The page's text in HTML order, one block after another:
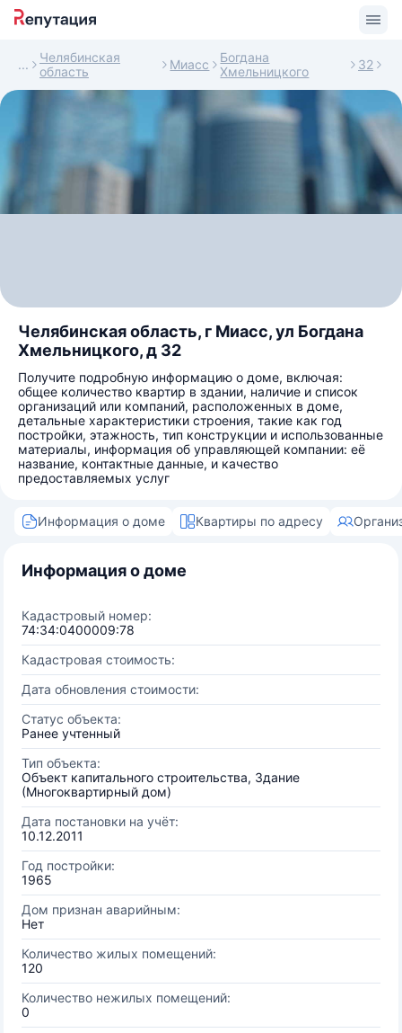
Челябинская
область
Миасс
Богдана
Хмельницкого
32
Челябинская область, г Миасс, ул Богдана
Хмельницкого, д 32
Получите подробную информацию о доме, включая:
общее количество квартир в здании, наличие и список
организаций или компаний, расположенных в доме,
детальные характеристики строения, такие как год
постройки, этажность, тип конструкции и использованные
материалы, информация об управляющей компании: её
название, контактные данные, и качество
предоставляемых услуг
Информация о доме Квартиры по адресу
Информация о доме
Кадастровый номер:
74:34:0400009:78
Кадастровая стоимость:
Дата обновления стоимости:
Статус объекта:
Ранее учтенный
Тип объекта:
Объект капитального строительства, Здание
(Многоквартирный дом)
Дата постановки на учёт:
10.12.2011
Год постройки:
1965
Дом признан аварийным:
Нет
Количество жилых помещений:
120
Количество нежилых помещений:
0